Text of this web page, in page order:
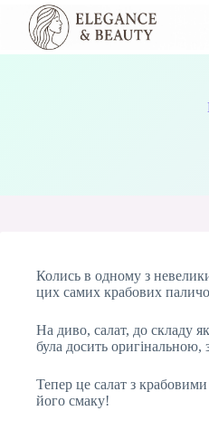
Перейти
вмісту
Колись в одному з
цих самих крабових
На диво, салат, до складу
була досить
Тепер це салат з
його смаку!